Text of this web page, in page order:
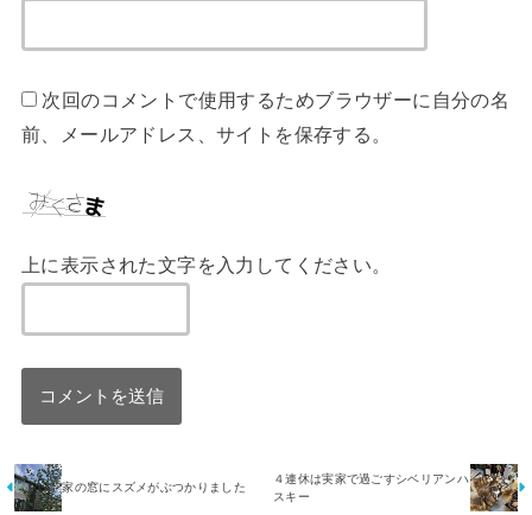
次回のコメントで使用するためブラウザーに自分の名
前、メールアドレス、サイトを保存する。
上に表示された文字を入力してください。
家の窓にスズメがぶつかりました
４連休は実家で過ごすシベリアンハ
スキー